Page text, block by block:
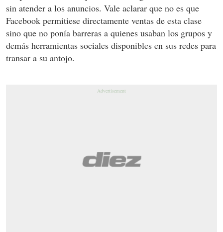
sin atender a los anuncios. Vale aclarar que no es que
Facebook permitiese directamente ventas de esta clase
sino que no ponía barreras a quienes usaban los grupos y
demás herramientas sociales disponibles en sus redes para
transar a su antojo.